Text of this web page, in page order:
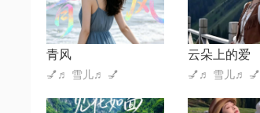
青风
💅♬ 雪儿♬ 💅
云朵上的爱
💅♬ 雪儿♬ 💅